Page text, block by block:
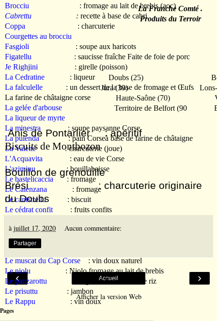
Brocciu
: fromage au lait de brebis (aoc)
Cabrettu
: recette à base de cabri
Coppa
: charcuterie
Courgettes au brocciu
Fasgioli
: soupe aux haricots
Figatellu
: saucisse fraîche Faite de foie de porc
Je Righjini
: girelle (poisson)
La Cedratine
: liqueur
La falculelle
: un dessert de la base de fromage et Œufs
La farine de châtaigne corse
La gelée d'arbouse
La liqueur de myrte
La minestra: soupe paysanne Corse
La pulenda : pain Corseà base de farine de châtaigne
La Valette : charcuterie (joue)
L'Acquavita
: eau de vie Corse
L'aziminu : bouillabaisse
Le bastelicaccia
: fromage
Le Calenzana
: fromage
Le canistrellu: biscuit
Le cédrat confit
: fruits confits
Le flan à la châtaigne
Le gâteau à la farine de châtaigne
Le Limoncello
Le muscat du Cap Corse : vin doux naturel
Le niolu
: Niolo fromage au lait de brebis
Le panzarottu
: beignet à base de de de riz
Le prisuttu
: jambon
Le Rappu : vin doux
Le salamu: saucisson Corse
La Franche Comté .
Produits du Terroir
Doubs(25)
Jura(39)
Haute-Saône (70)
Territoire de Belfort(90
Anis de Pontarlier: apéritif
Biscuits de Montbozon
Bouillon de grenouille
Brési: charcuterie originaire
du Doubs
àjuillet 17, 2020 Aucun commentaire:
Partager
‹ ›
Accueil
Afficher la version Web
Pages